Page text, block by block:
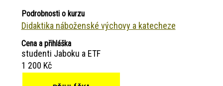
Podrobnosti o kurzu
Didaktika náboženské výchovy a katecheze
Cena a přihláška
studenti Jaboku a ETF
1 200 Kč